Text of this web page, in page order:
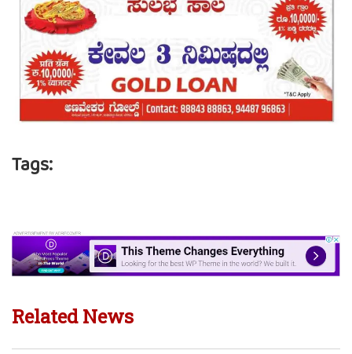
Tags:
Related News